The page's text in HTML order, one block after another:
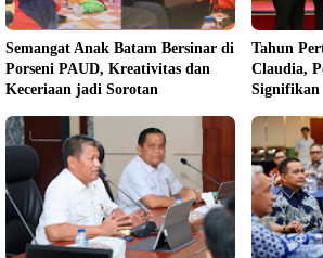
Semangat Anak Batam Bersinar di
Porseni PAUD, Kreativitas dan
Keceriaan jadi Sorotan
Tahun
Claudia,
Signifikan